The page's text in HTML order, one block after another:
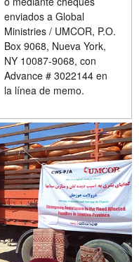
enviados a Global
Ministries / UMCOR, P.O.
Box 9068, Nueva York,
NY 10087-9068, con
Advance # 3022144 en
la línea de memo.